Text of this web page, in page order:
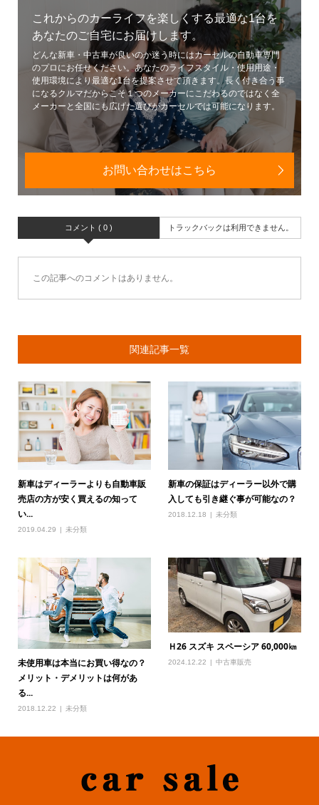
これからのカーライフを楽しくする最適な1台を
あなたのご自宅にお届けします。
どんな新車・中古車が良いのか迷う時にはカーセルの自動車専門
のプロにお任せください。あなたのライフスタイル・使用用途・
使用環境により最適な1台を提案させて頂きます。長く付き合う事
になるクルマだからこそ１つのメーカーにこだわるのではなく全
メーカーと全国にも広げた選びがカーセルでは可能になります。
お問い合わせはこちら
コメント ( 0 ) トラックバックは利用できません。
この記事へのコメントはありません。
関連記事一覧
新車はディーラーよりも自動車販
売店の方が安く買えるの知って
い...
2019.04.29 未分類
新車の保証はディーラー以外で購
入しても引き継ぐ事が可能なの？
2018.12.18 未分類
未使用車は本当にお買い得なの？
メリット・デメリットは何があ
る...
2018.12.22 未分類
Ｈ26 スズキ スペーシア 60,000㎞
2024.12.22 中古車販売